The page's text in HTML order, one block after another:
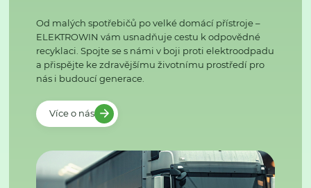
Od malých spotřebičů po velké domácí přístroje –
ELEKTROWIN vám usnadňuje cestu k odpovědné
recyklaci. Spojte se s námi v boji proti elektroodpadu
a přispějte ke zdravějšímu životnímu prostředí pro
nás i budoucí generace.
Více o nás